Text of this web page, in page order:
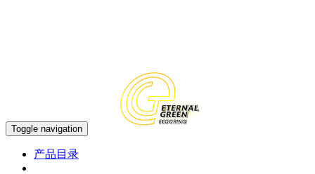
Toggle navigation
产品目录